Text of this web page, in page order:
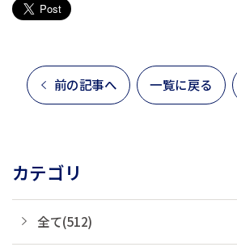
前の記事へ 一覧に戻る
カテゴリ
全て(512)